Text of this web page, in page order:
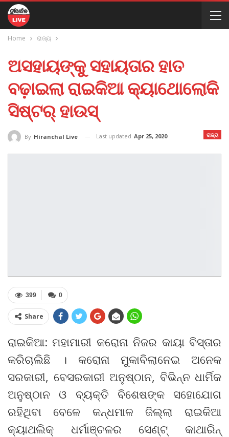
Home ରାଜ୍ୟ
ଅସହାୟଙ୍କୁ ସହାୟତାର ହାତ
ବଢ଼ାଇଲା ରାଇକିଆ କ୍ୟାଥୋଲୋକି
ସିଷ୍ଟର୍ ହାଉସ୍
ରାଜ୍ୟ
By Hiranchal Live Last updated Apr 25, 2020
0
399
Share
ରାଇକିଆ: ମହାମାରୀ କରୋନା ନିଜର କାୟା ବିସ୍ତାର
କରିଚାଲିଛି । କରୋନା ମୁକାବିଲାନେଇ ଅନେକ
ସରକାରୀ, ବେସରକାରୀ ଅନୁଷ୍ଠାନ, ବିଭିନ୍ନ ଧାର୍ମିକ
ଅନୁଷ୍ଠାନ ଓ ବ୍ୟକ୍ତି ବିଶେଷଙ୍କ ସହୋଯୋଗ
ରହିଥିବା ବେଳେ କନ୍ଧମାଳ ଜିଲ୍ଲା ରାଇକିଆ
କ୍ୟାଥଲିକ୍ ଧର୍ମାଞ୍ଚଳର ସେଣ୍ଟ୍ କାଥାରିନ୍